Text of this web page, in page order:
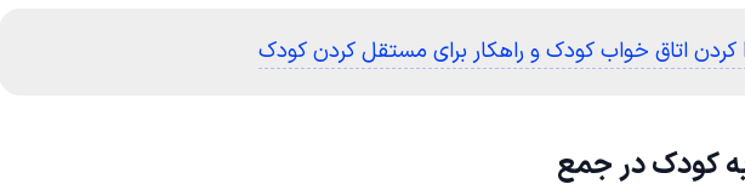
کردن اتاق خواب کودک و راهکار برای مستقل کردن کودک
کودک در جمع